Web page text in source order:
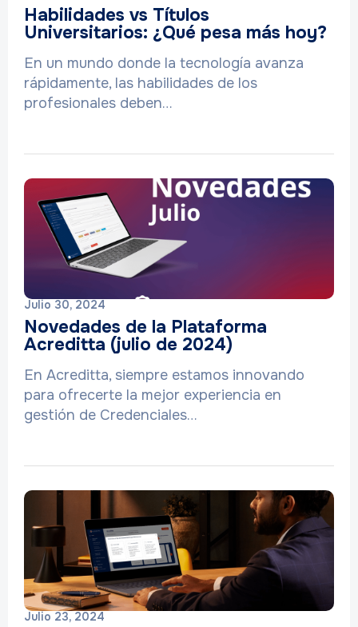
Habilidades vs Títulos
Universitarios: ¿Qué pesa más hoy?
En un mundo donde la tecnología avanza
rápidamente, las habilidades de los
profesionales deben…
Julio 30, 2024
Novedades de la Plataforma
Acreditta (julio de 2024)
En Acreditta, siempre estamos innovando
para ofrecerte la mejor experiencia en
gestión de Credenciales…
Julio 23, 2024